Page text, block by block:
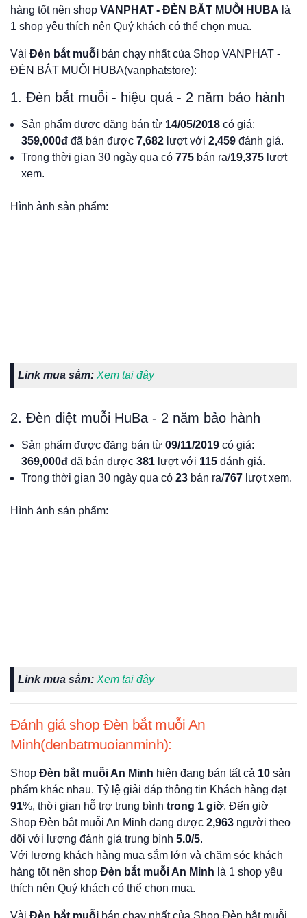
hàng tốt nên shop VANPHAT - ĐÈN BẮT MUỖI HUBA là
1 shop yêu thích nên Quý khách có thể chọn mua.
Vài Đèn bắt muỗi bán chạy nhất của Shop VANPHAT -
ĐÈN BẮT MUỖI HUBA(vanphatstore):
1. Đèn bắt muỗi - hiệu quả - 2 năm bảo hành
Sản phẩm được đăng bán từ 14/05/2018 có giá:
359,000đ đã bán được 7,682 lượt với 2,459 đánh giá.
Trong thời gian 30 ngày qua có 775 bán ra/19,375 lượt
xem.
Hình ảnh sản phẩm:
Link mua sắm: Xem tại đây
2. Đèn diệt muỗi HuBa - 2 năm bảo hành
Sản phẩm được đăng bán từ 09/11/2019 có giá:
369,000đ đã bán được 381 lượt với 115 đánh giá.
Trong thời gian 30 ngày qua có 23 bán ra/767 lượt xem.
Hình ảnh sản phẩm:
Link mua sắm: Xem tại đây
Đánh giá shop Đèn bắt muỗi An
Minh(denbatmuoianminh):
Shop Đèn bắt muỗi An Minh hiện đang bán tất cả 10 sản
phẩm khác nhau. Tỷ lệ giải đáp thông tin Khách hàng đạt
91%, thời gian hỗ trợ trung bình trong 1 giờ. Đến giờ
Shop Đèn bắt muỗi An Minh đang được 2,963 người theo
dõi với lượng đánh giá trung bình 5.0/5.
Với lượng khách hàng mua sắm lớn và chăm sóc khách
hàng tốt nên shop Đèn bắt muỗi An Minh là 1 shop yêu
thích nên Quý khách có thể chọn mua.
Vài Đèn bắt muỗi bán chạy nhất của Shop Đèn bắt muỗi